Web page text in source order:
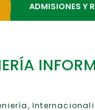
ADMISIONES Y
,